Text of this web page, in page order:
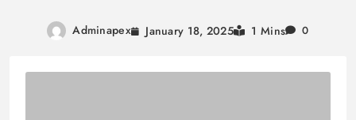
Adminapex January 18, 2025 1 Mins 0